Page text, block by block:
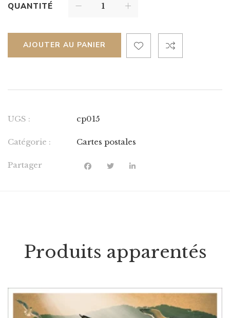
QUANTITÉ
AJOUTER AU PANIER
UGS : cp015
Catégorie : Cartes postales
Partager
Produits apparentés